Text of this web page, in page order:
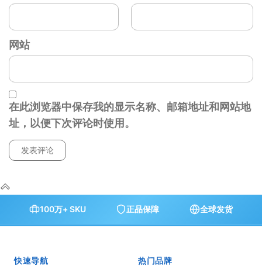
网站
在此浏览器中保存我的显示名称、邮箱地址和网站地
址，以便下次评论时使用。
100万+ SKU 正品保障 全球发货
快速导航 热门品牌